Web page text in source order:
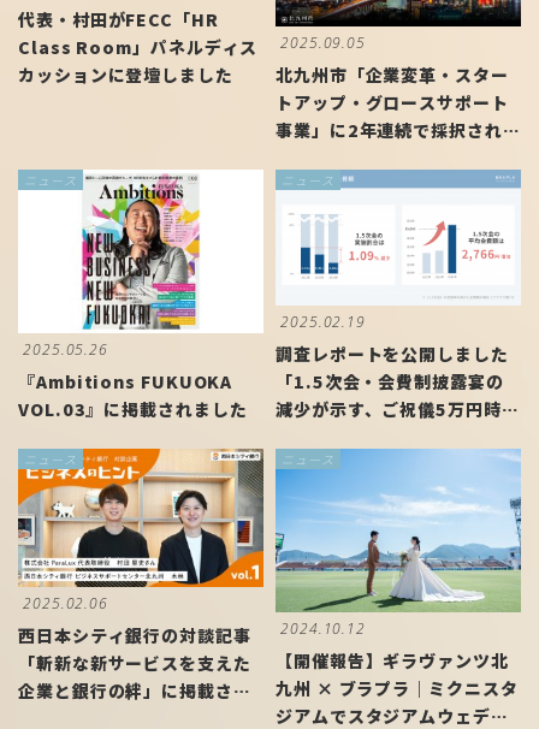
代表・村田がFECC「HR
Class Room」パネルディス
カッションに登壇しました
2025.09.05
北九州市「企業変革・スター
トアップ・グロースサポート
事業」に2年連続で採択されま
ニュース
2025.05.26
『Ambitions FUKUOKA
VOL.03』に掲載されました
ニュース
2025.02.19
調査レポートを公開しました
「1.5次会・会費制披露宴の
減少が示す、ご祝儀5万円時代
ニュース
2025.02.06
西日本シティ銀行の対談記事
「斬新な新サービスを支えた
企業と銀行の絆」に掲載され
ニュース
2024.10.12
【開催報告】ギラヴァンツ北
九州 × ブラプラ｜ミクニスタ
ジアムでスタジアムウェディ